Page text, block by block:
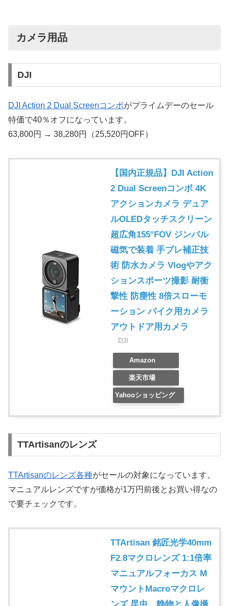
カメラ用品
DJI
DJI Action 2 Dual Screenコンボがプライムデーのセール
特価で40％オフになっています。
63,800円 → 38,280円（25,520円OFF）
【国内正規品】DJI Action
2 Dual Screenコンボ 4K
アクションカメラ デュア
ルOLEDタッチスクリーン
超広角155°FOV ジンバル
磁気で装着 手ブレ補正技
術 防水カメラ Vlogやアク
ションスポーツ撮影 耐衝
撃性 防塵性 8倍スローモ
ーション バイク用カメラ
アウトドア用カメラ
DJI
Amazon
楽天市場
Yahooショッピング
TTArtisanのレンズ
TTArtisanのレンズ各種がセールの対象になっています。
マニュアルレンズですが価格が1万円前後とお買い得なの
で要チェックです。
TTArtisan 銘匠光学40mm
F2.8マクロレンズ 1:1倍率
マニュアルフォーカス M
マウントMacroマクロレ